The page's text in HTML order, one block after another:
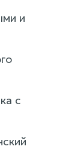
и
с